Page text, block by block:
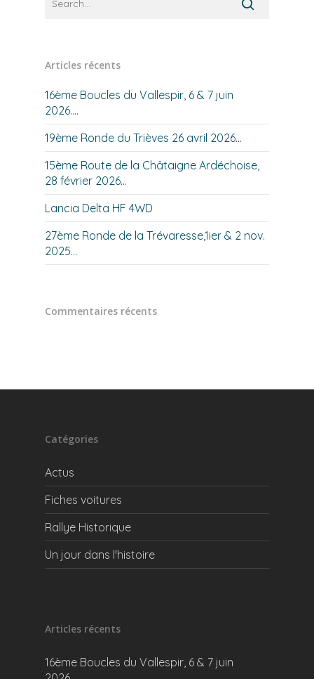
Articles récents
16ème Boucles du Vallespir, 6 & 7 juin
2026….
19ème Ronde du Trièves 26 avril 2026…
15ème Route de la Châtaigne Ardéchoise,
28 février 2026…
Lancia Delta HF 4WD
27ème Ronde de la Trévaresse,1ier & 2 nov.
2025…
Commentaires récents
Catégories
Actus
Fiches voitures
Rallye Historique
Un jour dans l'histoire
Articles récents
16ème Boucles du Vallespir, 6 & 7 juin